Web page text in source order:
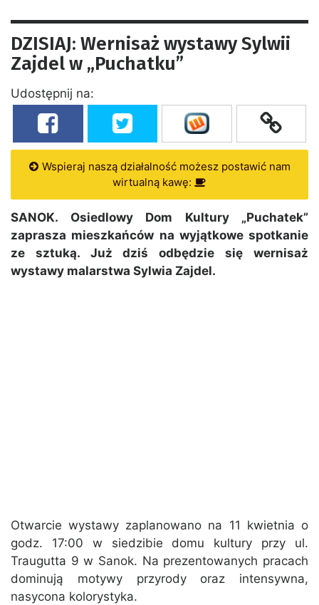
DZISIAJ: Wernisaż wystawy Sylwii
Zajdel w „Puchatku”
Udostępnij na:
Wspieraj naszą działalność możesz postawić nam
wirtualną kawę:
SANOK. Osiedlowy Dom Kultury „Puchatek”
zaprasza mieszkańców na wyjątkowe spotkanie
ze sztuką. Już dziś odbędzie się wernisaż
wystawy malarstwa Sylwia Zajdel.
Otwarcie wystawy zaplanowano na 11 kwietnia o
godz. 17:00 w siedzibie domu kultury przy ul.
Traugutta 9 w Sanok. Na prezentowanych pracach
dominują motywy przyrody oraz intensywna,
nasycona kolorystyka.